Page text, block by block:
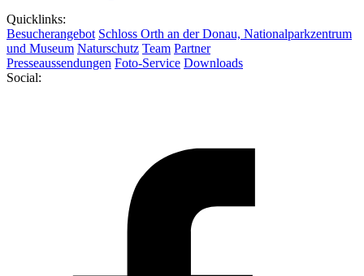
Quicklinks:
Besucherangebot Schloss Orth an der Donau, Nationalparkzentrum
und Museum Naturschutz Team Partner
Presseaussendungen Foto-Service Downloads
Social: